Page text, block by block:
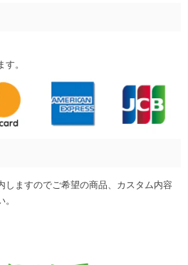
。
ますのでご希望の商品、カスタム内容